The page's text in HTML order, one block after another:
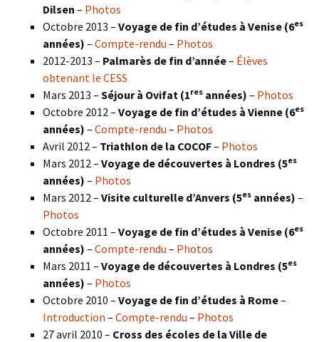
Dilsen – Photos
Octobre 2013 – Voyage de fin d’études à Venise (6es
années) – Compte-rendu – Photos
2012-2013 – Palmarès de fin d’année– Élèves
obtenant le CESS
Mars 2013 – Séjour à Ovifat (1res années) – Photos
Octobre 2012 – Voyage de fin d’études à Vienne (6es
années) – Compte-rendu – Photos
Avril 2012 – Triathlon de la COCOF– Photos
Mars 2012 – Voyage de découvertes à Londres (5es
années) – Photos
Mars 2012 – Visite culturelle d’Anvers (5es années) –
Photos
Octobre 2011 – Voyage de fin d’études à Venise (6es
années) – Compte-rendu – Photos
Mars 2011 – Voyage de découvertes à Londres (5es
années) – Photos
Octobre 2010 – Voyage de fin d’études à Rome–
Introduction – Compte-rendu – Photos
27 avril 2010 – Cross des écoles de la Ville de